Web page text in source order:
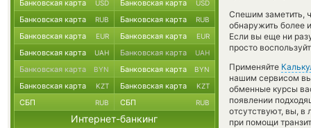
Спешим заметить,
обнаружить более
Если вы еще ни
просто
Применяйте
нашим сервисом
обменные курсы
появлении
отсутствуют, вы,
при помощи
Банковская карта USD Банковская карта USD
Банковская карта RUB Банковская карта RUB
Банковская карта EUR Банковская карта EUR
Банковская карта UAH Банковская карта UAH
Банковская карта BYN Банковская карта BYN
Банковская карта KZT Банковская карта KZT
СБП RUB СБП RUB
Интернет-банкинг